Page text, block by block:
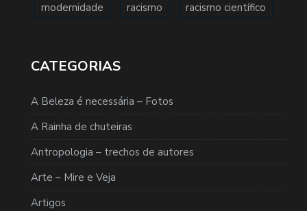
modernidade racismo racismo científico
CATEGORIAS
A Beleza é necessária – Fotos
A Rainha de chuteiras
Antropologia – trechos de autores
Arte – Mire e Veja
Artigos